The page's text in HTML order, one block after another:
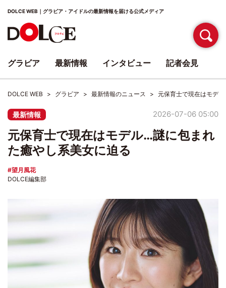
DOLCE WEB｜グラビア・アイドルの最新情報を届ける公式メディア
DOLCE WEB グラビア 最新情報のニュース 元保育士で現在はモデ
最新情報 2026-07-06 05:00
元保育士で現在はモデル…謎に包まれ
た癒やし系美女に迫る
望月風花
DOLCE編集部
グラビア 最新情報 インタビュー 記者会見